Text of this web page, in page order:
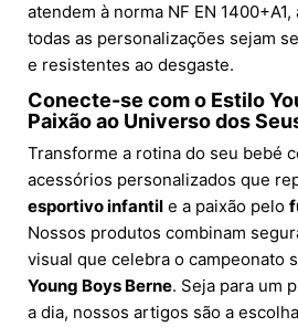
atendem à norma NF EN
todas as personalizações sejam
e resistentes ao desgaste.
Conecte-se com o Estilo
Paixão ao Universo dos
Transforme a rotina do seu bebé
acessórios personalizados que
esportivo infantil e a paixão pelo
Nossos produtos combinam
visual que celebra o campeonato
Young Boys Berne. Seja para um
a dia, nossos artigos são a